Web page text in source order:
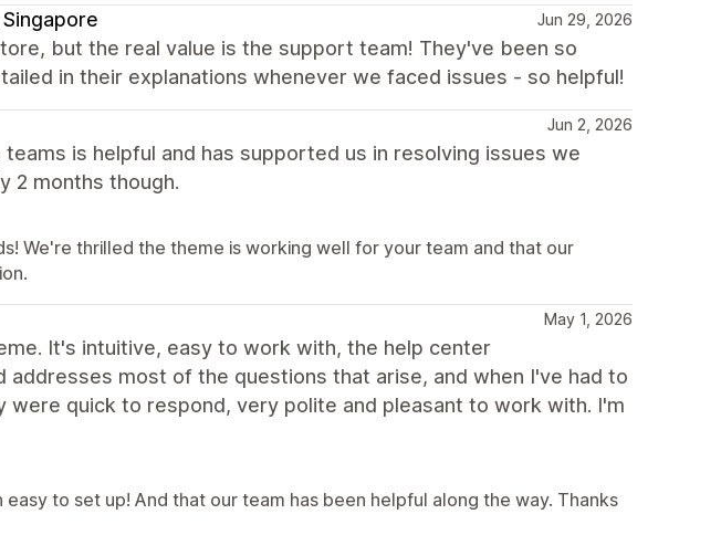
Jun 29, 2026
but the real value is the support team! They've been so
in their explanations whenever we faced issues - so helpful!
Jun 2, 2026
is helpful and has supported us in resolving issues we
2 months though.
We're thrilled the theme is working well for your team and that our
May 1, 2026
It's intuitive, easy to work with, the help center
addresses most of the questions that arise, and when I've had to
quick to respond, very polite and pleasant to work with. I'm
to set up! And that our team has been helpful along the way. Thanks